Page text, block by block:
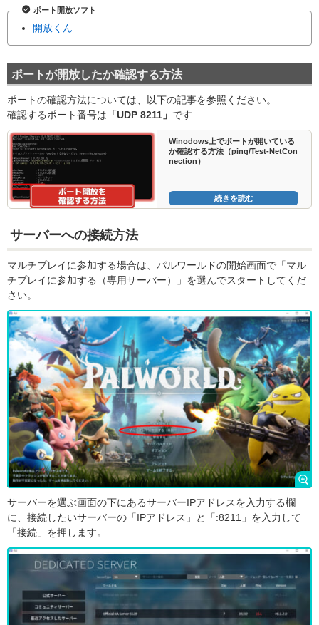
ポート開放ソフト
開放くん
ポートが開放したか確認する方法
ポートの確認方法については、以下の記事を参照ください。
確認するポート番号は 「UDP 8211」 です
Winodows上でポートが開いている
か確認する方法（ping/Test-NetCon
nection）
続きを読む
サーバーへの接続方法
マルチプレイに参加する場合は、パルワールドの開始画面で「マル
チプレイに参加する（専用サーバー）」を選んでスタートしてくだ
さい。
サーバーを選ぶ画面の下にあるサーバーIPアドレスを入力する欄
に、接続したいサーバーの「IPアドレス」と「:8211」を入力して
「接続」を押します。